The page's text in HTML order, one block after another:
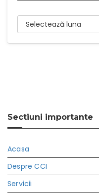
Arhive
Sectiuni importante
Acasa
Despre CCI
Servicii